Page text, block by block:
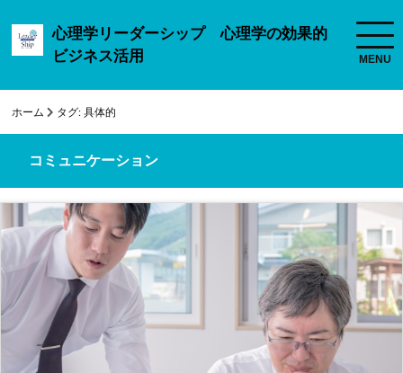
心理学リーダーシップ 心理学の効果的
ビジネス活用
ホーム タグ:具体的
コミュニケーション